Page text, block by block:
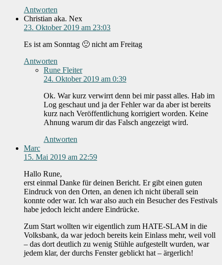
Antworten
Christian aka. Nex
23. Oktober 2019 am 23:03
Es ist am Sonntag 🙂 nicht am Freitag
Antworten
Rune Fleiter
24. Oktober 2019 am 0:39
Ok. War kurz verwirrt denn bei mir passt alles. Hab im
Log geschaut und ja der Fehler war da aber ist bereits
kurz nach Veröffentlichung korrigiert worden. Keine
Ahnung warum dir das Falsch angezeigt wird.
Antworten
Marc
15. Mai 2019 am 22:59
Hallo Rune,
erst einmal Danke für deinen Bericht. Er gibt einen guten
Eindruck von den Orten, an denen ich nicht überall sein
konnte oder war. Ich war also auch ein Besucher des Festivals
habe jedoch leicht andere Eindrücke.
Zum Start wollten wir eigentlich zum HATE-SLAM in die
Volksbank, da war jedoch bereits kein Einlass mehr, weil voll
– das dort deutlich zu wenig Stühle aufgestellt wurden, war
jedem klar, der durchs Fenster geblickt hat – ärgerlich!